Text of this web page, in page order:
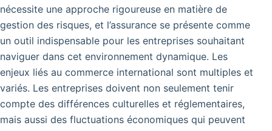
nécessite une approche rigoureuse en matière de
gestion des risques, et l’assurance se présente comme
un outil indispensable pour les entreprises souhaitant
naviguer dans cet environnement dynamique. Les
enjeux liés au commerce international sont multiples et
variés. Les entreprises doivent non seulement tenir
compte des différences culturelles et réglementaires,
mais aussi des fluctuations économiques qui peuvent